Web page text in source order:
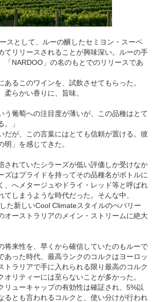
スとして、ルーの醸したセミヨン・スーベ
てリリースされることが興味深い。ルーの手
「NARDOO」の名のもとでのリリースであ
あるこのワインを、試飲させてもらった。
柔らかい香りに、旨味。
う葡萄への注目度が薄いが、この品種はとて
」
だが、この言葉にはとても信頼が置ける。彼
」を感じてきた。
されていたシラーズが低い評価しか受けなか
ズはプライドを持ってその品種名がボトルに
、へメタージュやドライ・レッド等と呼ばれ
てしまうような時代だった。そんな中、
た新しいCool Climateスタイルのぺパリー
オーストラリアのメイン・ストリームに絶大
将来性を、早くから確信していたのもルーで
あった時代、最高ランクのコルクはヨーロッ
トラリアで手に入れられる限り最高のコルク
オリティーには至らないことが多かった。
リューキャップの有効性は確証され、5%以
るとも言われるコルクと、使い分けが行われ